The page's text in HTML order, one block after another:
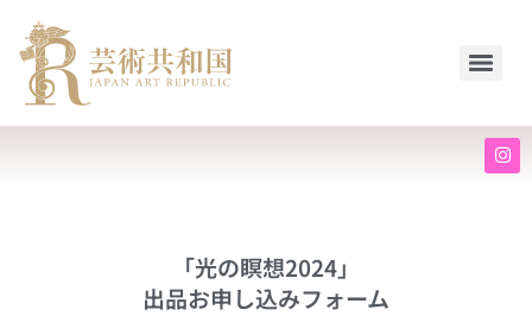
「光の瞑想2024」
出品お申し込みフォーム